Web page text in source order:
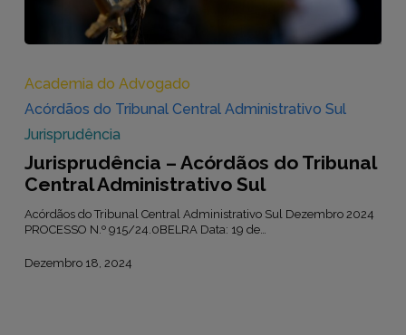
Acórdãos
Tribunal
Central
Administrativo
Sul
Academia do Advogado
Acórdãos do Tribunal Central Administrativo Sul
Jurisprudência
Jurisprudência – Acórdãos do Tribunal
Central Administrativo Sul
Acórdãos do Tribunal Central Administrativo Sul Dezembro 2024
PROCESSO N.º 915/24.0BELRA Data: 19 de…
Dezembro 18, 2024